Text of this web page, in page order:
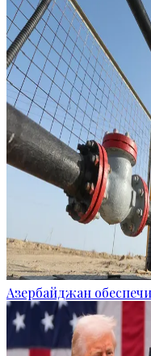
Азербайджан